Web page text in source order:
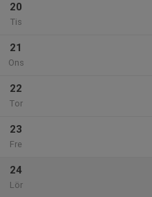
20
Tis
21
Ons
22
Tor
23
Fre
24
Lör